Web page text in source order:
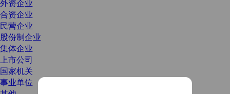
外资企业
合资企业
民营企业
股份制企业
集体企业
上市公司
国家机关
事业单位